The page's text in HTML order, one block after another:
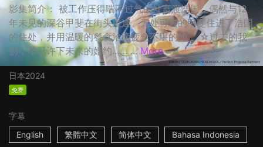
影集简介： 被工作压得喘不过气的社畜渡浩国，偶然与12
年未见的深谷甲斐在街头重逢。无处可去的甲斐住进了浩国
的住处，并用温暖的餐食治癒疲惫不堪的他。 ☆过去的我
们，早已许下未来的婚约…… ... More
日本2024
免费
字幕
English
繁體中文 简体中文 Bahasa Indonesia